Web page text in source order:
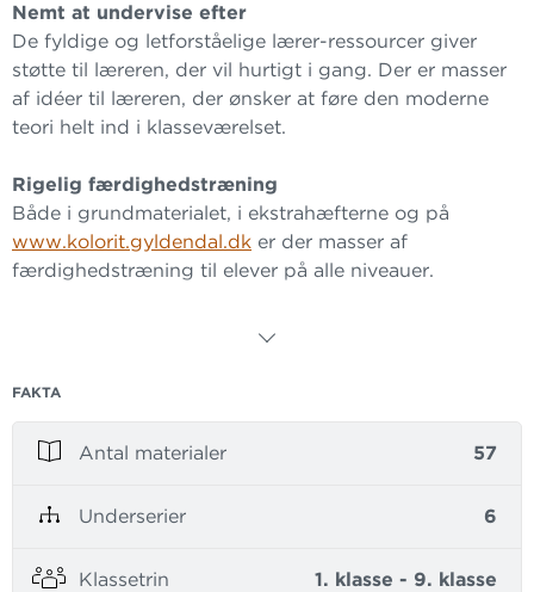
Nemt at undervise efter
De fyldige og letforståelige lærer-ressourcer giver
støtte til læreren, der vil hurtigt i gang. Der er masser
af idéer til læreren, der ønsker at føre den moderne
teori helt ind i klasseværelset.
Rigelig færdighedstræning
Både i grundmaterialet, i ekstrahæfterne og på
www.kolorit.gyldendal.dk er der masser af
færdighedstræning til elever på alle niveauer.
problemløsning og differentieret undervisning.
Inspirerende undervisning og engagerede elever
spændende, problemløsende undervisning giver
FAKTA
Antal materialer 57
Underserier 6
Klassetrin 1. klasse - 9. klasse